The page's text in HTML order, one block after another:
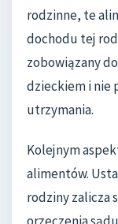
rodzinne, te
dochodu tej
zobowiązany
dzieckiem i nie
utrzymania.
Kolejnym
alimentów.
rodziny zalicza